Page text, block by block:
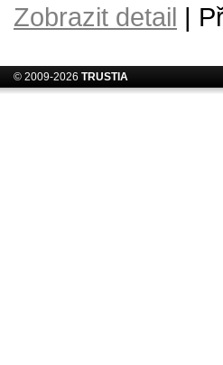
Zobrazit detail |
© 2009-2026 TRUSTIA